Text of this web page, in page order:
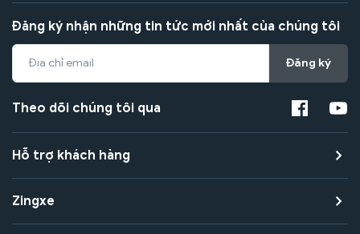
Đăng ký nhận những tin tức mới nhất của chúng tôi
Đăng ký
Theo dõi chúng tôi qua
Hỗ trợ khách hàng
Zingxe